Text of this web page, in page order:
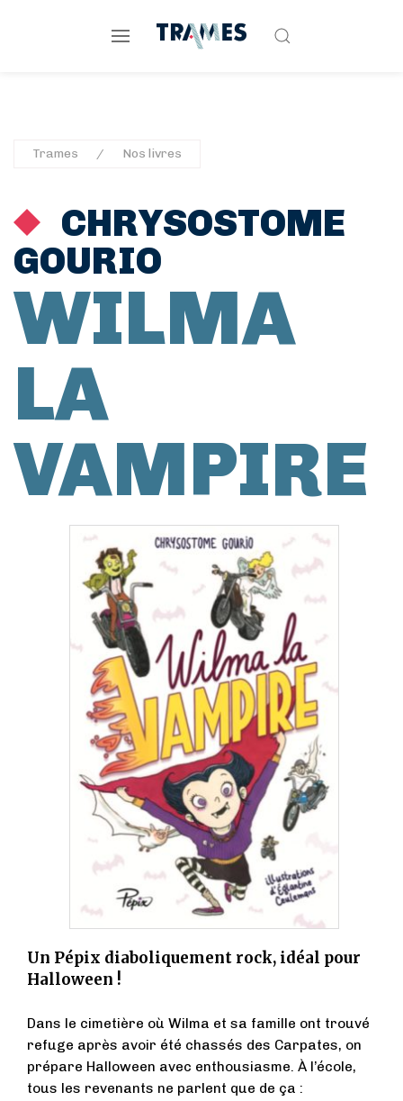
Trames Nos livres
CHRYSOSTOME
GOURIO
WILMA
LA
VAMPIRE
Un Pépix diaboliquement rock, idéal pour
Halloween !
Dans le cimetière où Wilma et sa famille ont trouvé
refuge après avoir été chassés des Carpates, on
prépare Halloween avec enthousiasme. À l’école,
tous les revenants ne parlent que de ça :